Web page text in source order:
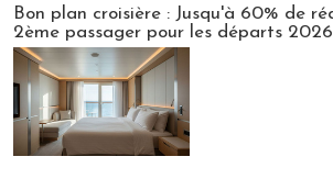
Bon plan croisière : Jusqu'à 60% de
2ème passager pour les départs